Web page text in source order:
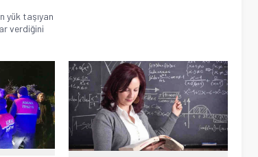
yük taşıyan
verdiğini